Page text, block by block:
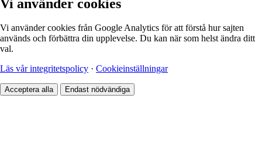
Vi använder cookies
Vi använder cookies från Google Analytics för att förstå hur sajten
används och förbättra din upplevelse. Du kan när som helst ändra ditt
val.
Läs vår integritetspolicy · Cookieinställningar
Acceptera alla Endast nödvändiga